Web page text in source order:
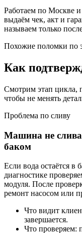
Работаем по Москве
выдаём чек, акт и
называем только
Похожие поломки по
Как
Смотрим этап цикла,
чтобы не менять
Проблема по сливу
Машина не
баком
Если вода остаётся в
диагностике
модуля. После
ремонт насосом или
Что видит
завершается.
Что проверяем: